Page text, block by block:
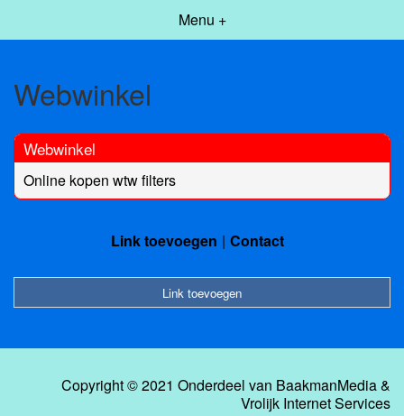
Menu +
Webwinkel
Webwinkel
Online kopen wtw filters
Link toevoegen Contact
Link toevoegen
Copyright © 2021 Onderdeel van BaakmanMedia&
Vrolijk Internet Services